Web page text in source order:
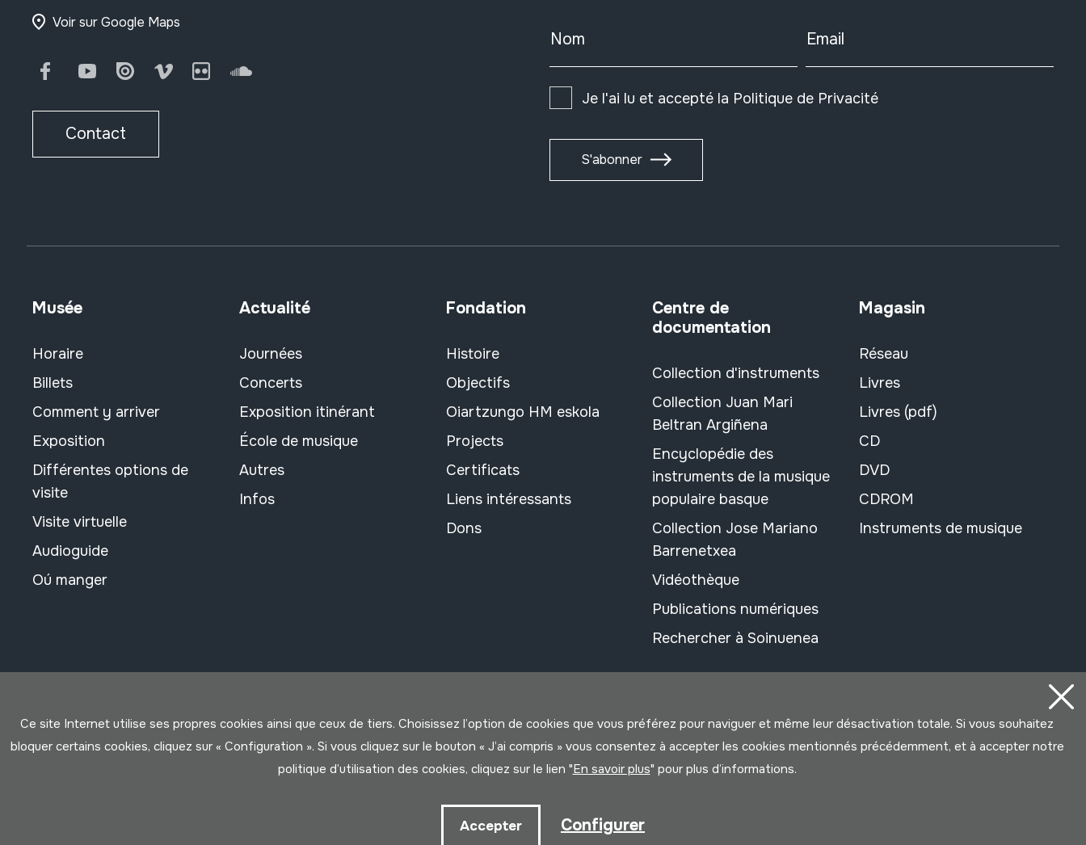
Voir sur Google Maps
FacebookYoutubeIssuu Vimeo FlickrSoundCloud
Contact
Nom Email
Je l'ai lu et accepté la Politique de Privacité
S'abonner
Musée
Horaire
Billets
Comment y arriver
Exposition
Différentes options de
visite
Visite virtuelle
Audioguide
Oú manger
Actualité
Journées
Concerts
Exposition itinérant
École de musique
Autres
Infos
Fondation
Histoire
Objectifs
Oiartzungo HM eskola
Projects
Certificats
Liens intéressants
Dons
Centre de
documentation
Collection d'instruments
Collection Juan Mari
Beltran Argiñena
Encyclopédie des
instruments de la musique
populaire basque
Collection Jose Mariano
Barrenetxea
Vidéothèque
Publications numériques
Rechercher à Soinuenea
Magasin
Réseau
Livres
Livres (pdf)
CD
DVD
CDROM
Instruments de musique
Ce site Internet utilise ses propres cookies ainsi que ceux de tiers. Choisissez l’option de cookies que vous préférez pour naviguer et même leur désactivation totale. Si vous souhaitez
bloquer certains cookies, cliquez sur « Configuration ». Si vous cliquez sur le bouton « J’ai compris » vous consentez à accepter les cookies mentionnés précédemment, et à accepter notre
politique d’utilisation des cookies, cliquez sur le lien "En savoir plus" pour plus d’informations.
Accepter Configurer